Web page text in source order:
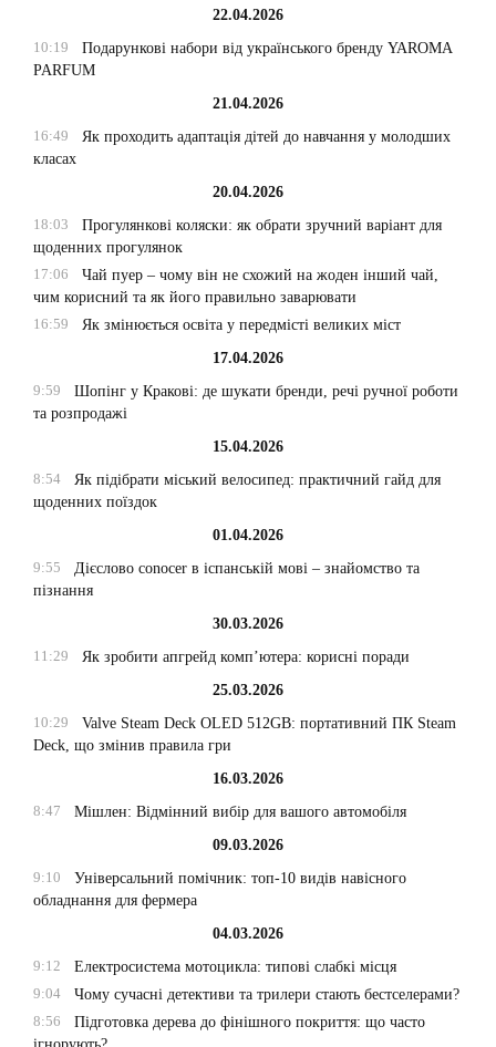
22.04.2026
10:19
Подарункові набори від українського бренду YAROMA
PARFUM
21.04.2026
16:49
Як проходить адаптація дітей до навчання у молодших
класах
20.04.2026
18:03
Прогулянкові коляски: як обрати зручний варіант для
щоденних прогулянок
17:06
Чай пуер – чому він не схожий на жоден інший чай,
чим корисний та як його правильно заварювати
16:59
Як змінюється освіта у передмісті великих міст
17.04.2026
9:59
Шопінг у Кракові: де шукати бренди, речі ручної роботи
та розпродажі
15.04.2026
8:54
Як підібрати міський велосипед: практичний гайд для
щоденних поїздок
01.04.2026
9:55
Дієслово conocer в іспанській мові – знайомство та
пізнання
30.03.2026
11:29
Як зробити апгрейд комп’ютера: корисні поради
25.03.2026
10:29
Valve Steam Deck OLED 512GB: портативний ПК Steam
Deck, що змінив правила гри
16.03.2026
8:47
Мішлен: Відмінний вибір для вашого автомобіля
09.03.2026
9:10
Універсальний помічник: топ-10 видів навісного
обладнання для фермера
04.03.2026
9:12
Електросистема мотоцикла: типові слабкі місця
9:04
Чому сучасні детективи та трилери стають бестселерами?
8:56
Підготовка дерева до фінішного покриття: що часто